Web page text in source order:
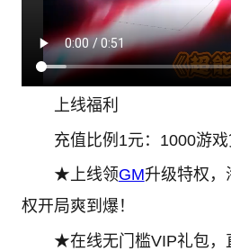
上线福利
充值比例1元：1000游戏
★上线领GM升级特权，
权开局爽到爆！
★在线无门槛VIP礼包，